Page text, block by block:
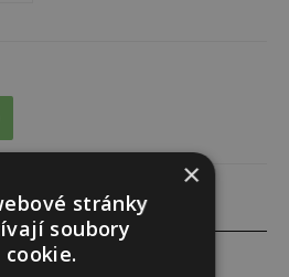
×
stránky
soubory
cookie.